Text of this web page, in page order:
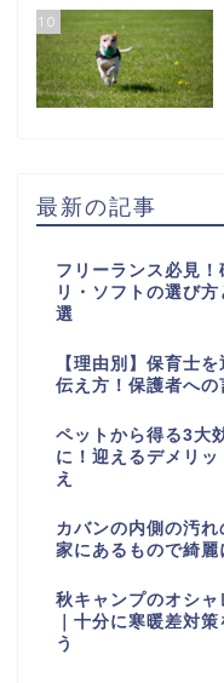
10
最新の記事
フリーランス必見
リ・ソフトの選び
選
【理由別】保育士
伝え方！保護者への
ペットから得る3大
に！迎えるデメリ
え
カバンの内側の汚れ
家にあるもので綺麗
秋キャンプのオシャ
｜十分に寒暖差対
う